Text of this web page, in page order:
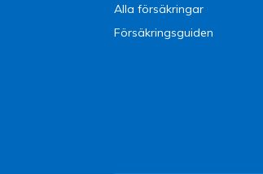
Alla försäkringar
Försäkringsguiden